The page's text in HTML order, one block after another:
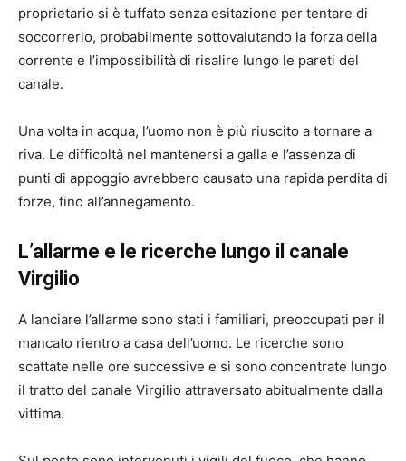
proprietario si è tuffato senza esitazione per tentare di
soccorrerlo, probabilmente sottovalutando la forza della
corrente e l’impossibilità di risalire lungo le pareti del
canale.
Una volta in acqua, l’uomo non è più riuscito a tornare a
riva. Le difficoltà nel mantenersi a galla e l’assenza di
punti di appoggio avrebbero causato una rapida perdita di
forze, fino all’annegamento.
L’allarme e le ricerche lungo il canale
Virgilio
A lanciare l’allarme sono stati i familiari, preoccupati per il
mancato rientro a casa dell’uomo. Le ricerche sono
scattate nelle ore successive e si sono concentrate lungo
il tratto del canale Virgilio attraversato abitualmente dalla
vittima.